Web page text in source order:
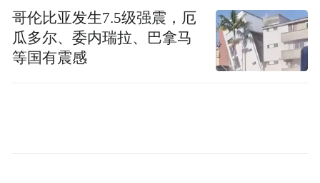
哥伦比亚发生7.5级强震，厄
瓜多尔、委内瑞拉、巴拿马
等国有震感